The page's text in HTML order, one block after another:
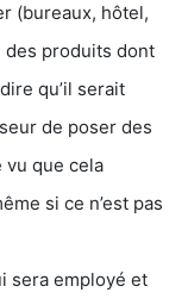
(bureaux, hôtel,
des produits dont
qu’il serait
de poser des
vu que cela
si ce n’est pas
sera employé et